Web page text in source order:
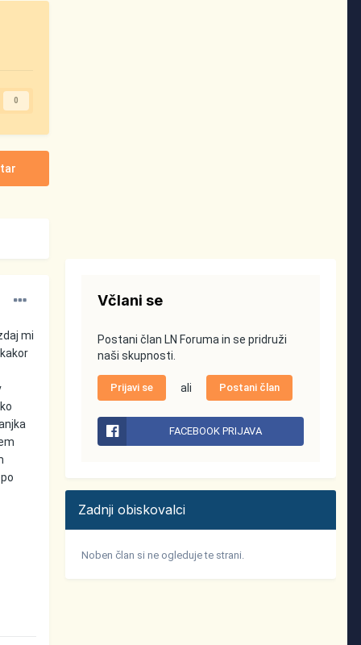
0
mi
Včlani se
Postani član LN Foruma in se pridruži
naši skupnosti.
Prijavi se ali Postani član
FACEBOOK PRIJAVA
Zadnji obiskovalci
Noben član si ne ogleduje te strani.